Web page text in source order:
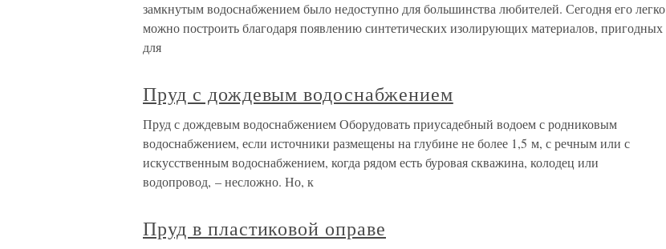
замкнутым водоснабжением было недоступно для большинства любителей. Сегодня его легко
можно построить благодаря появлению синтетических изолирующих материалов, пригодных
для
Пруд с дождевым водоснабжением
Пруд с дождевым водоснабжением Оборудовать приусадебный водоем с родниковым
водоснабжением, если источники размещены на глубине не более 1,5 м, с речным или с
искусственным водоснабжением, когда рядом есть буровая скважина, колодец или
водопровод, – несложно. Но, к
Пруд в пластиковой оправе